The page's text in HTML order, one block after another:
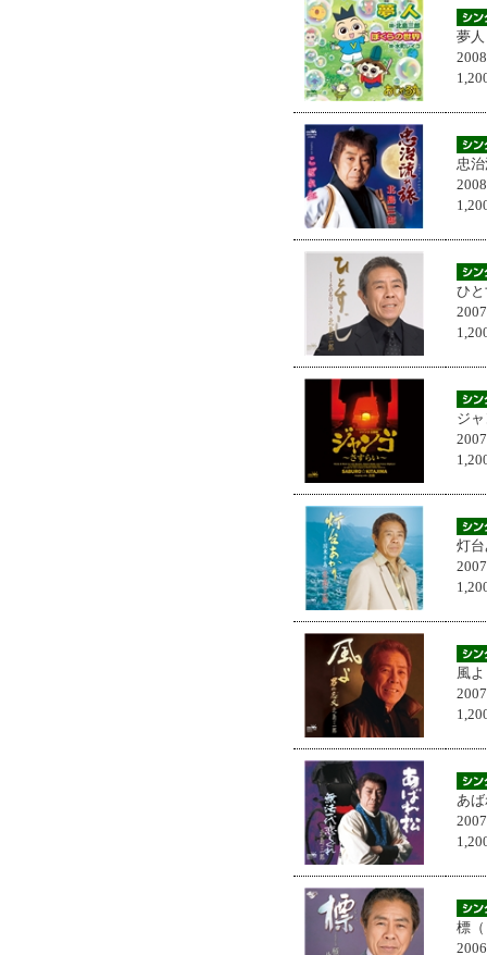
夢人
忠
ひ
ジ
灯
風よ
あ
標